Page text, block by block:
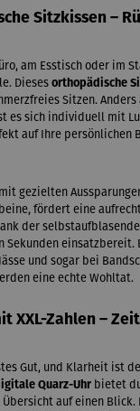
Sitzkissen –
am Esstisch oder im
Dieses orthopädische
Sitzen.
es sich individuell mit
auf Ihre persönlichen
gezielten
fördert eine
der
Sekunden einsatzbereit.
und sogar bei
eine echte Wohltat.
XXL-Zahlen –
Gut, und Klarheit ist
Quarz-Uhr bietet
Übersicht auf einen Blick.